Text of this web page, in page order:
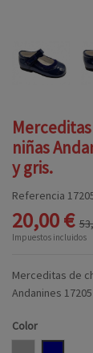
niñas
y gris.
Referencia
20,00 €
Impuestos incluidos
Merceditas de
Andanines
Color